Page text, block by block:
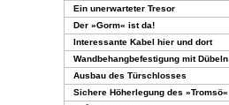
Ein unerwarteter Tresor
Der »Gorm« ist da!
Interessante Kabel hier und dort
Wandbehangbefestigung mit Dübeln
Ausbau des Türschlosses
Sichere Höherlegung des »Tromsö«